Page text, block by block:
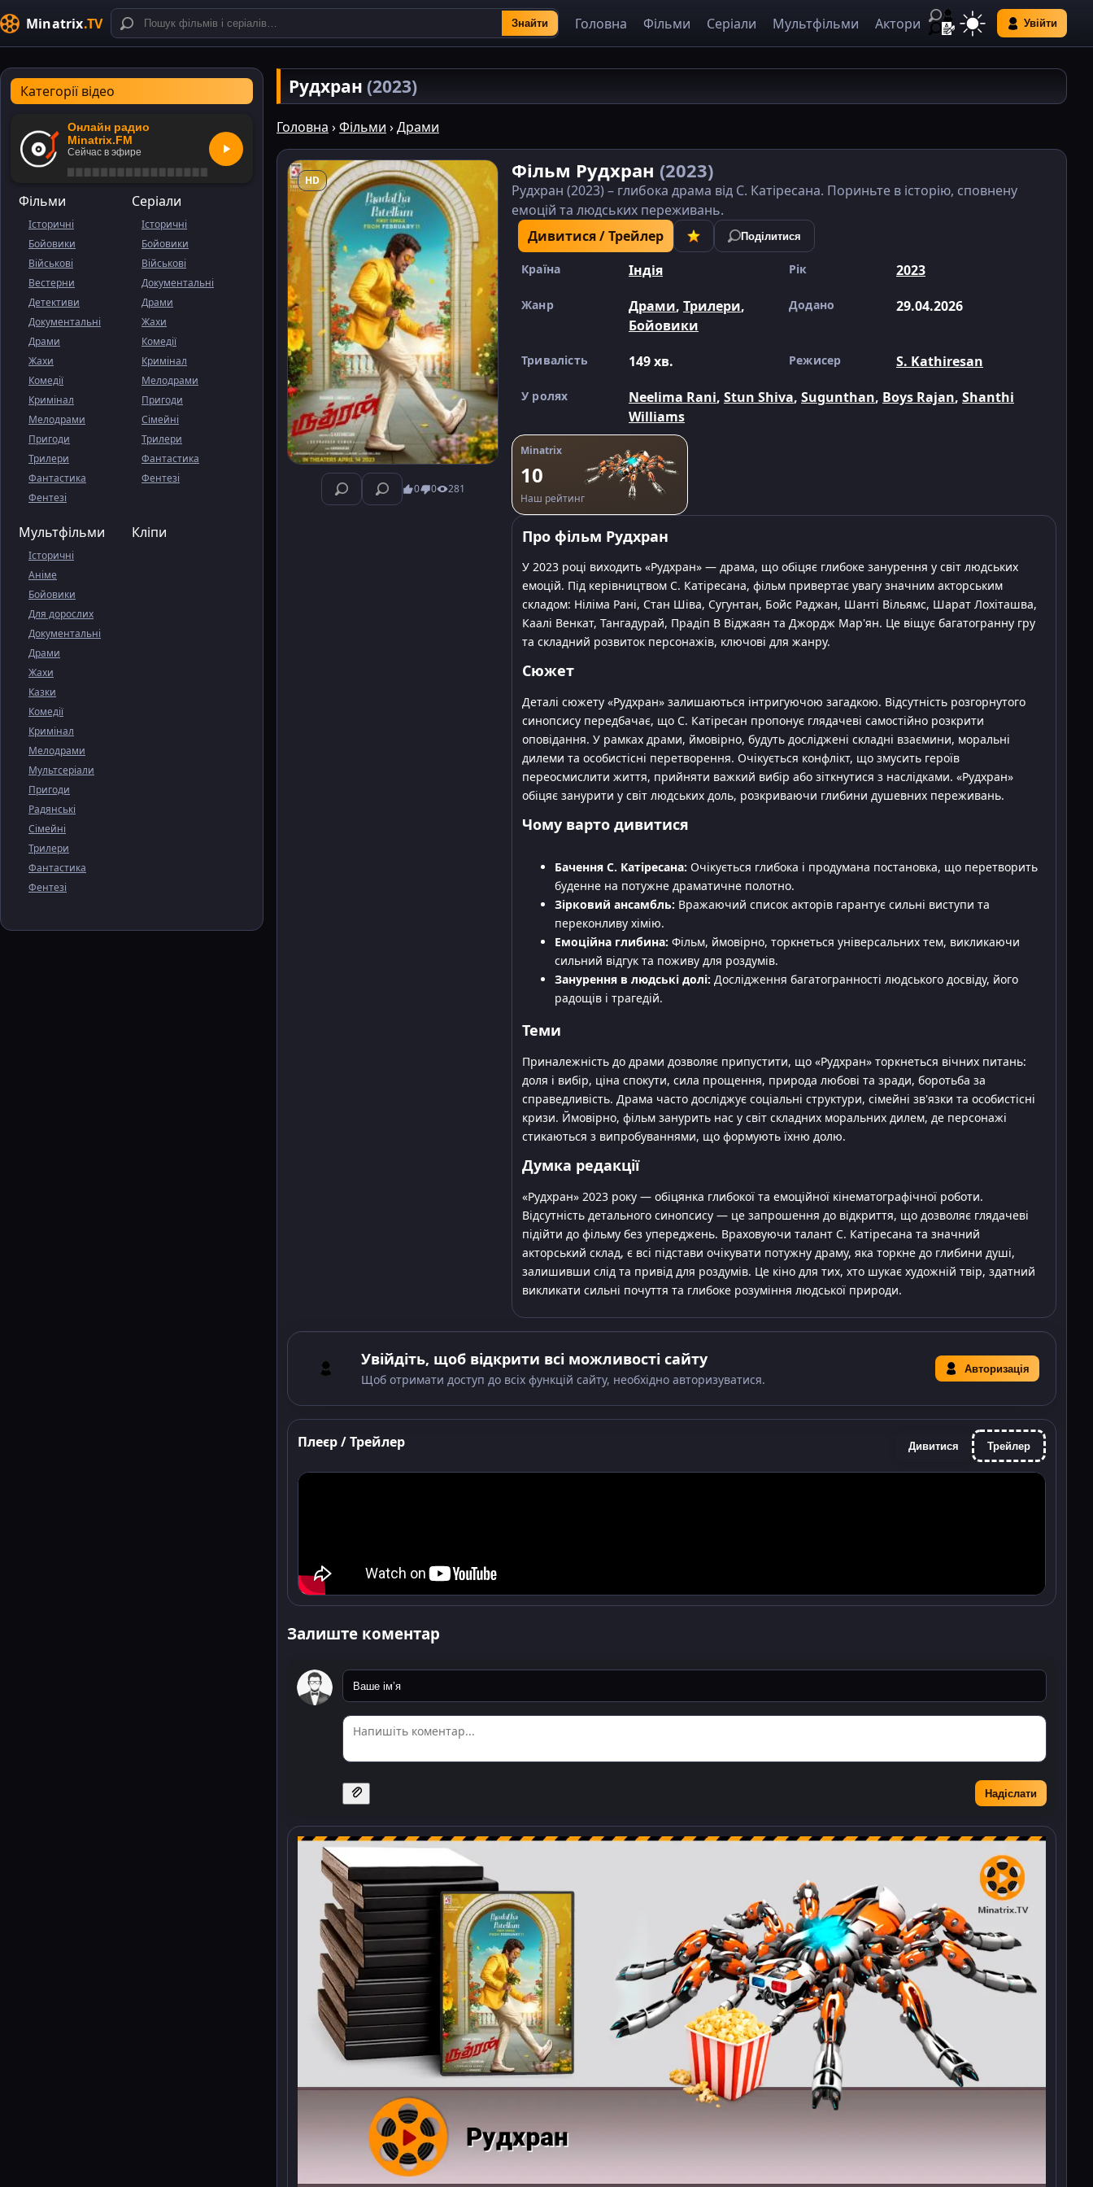
Minatrix.TV Знайти Головна Фільми Серіали Мультфільми Актори Увійти
Категорії відео
Онлайн радио
Minatrix.FM
Сейчас в эфире
Фільми
Історичні
Бойовики
Військові
Вестерни
Детективи
Документальні
Драми
Жахи
Комедії
Кримінал
Мелодрами
Пригоди
Трилери
Фантастика
Фентезі
Серіали
Історичні
Бойовики
Військові
Документальні
Драми
Жахи
Комедії
Кримінал
Мелодрами
Пригоди
Сімейні
Трилери
Фантастика
Фентезі
Мультфільми
Історичні
Аніме
Бойовики
Для дорослих
Документальні
Драми
Жахи
Казки
Комедії
Кримінал
Мелодрами
Мультсеріали
Пригоди
Радянські
Сімейні
Трилери
Фантастика
Фентезі
Кліпи
Рудхран (2023)
Головна ›Фільми ›Драми
HD
0 0 281
Фільм Рудхран (2023)
Рудхран (2023) – глибока драма від С. Катіресана. Пориньте в історію, сповнену
емоцій та людських переживань.
Дивитися / Трейлер
Поділитися
Країна Індія Рік 2023
Жанр Драми, Трилери,
Бойовики
Додано 29.04.2026
Тривалість 149 хв. Режисер S. Kathiresan
У ролях Neelima Rani, Stun Shiva, Sugunthan, Boys Rajan, Shanthi
Williams
Minatrix
10
Наш рейтинг
Про фільм Рудхран
У 2023 році виходить «Рудхран» — драма, що обіцяє глибоке занурення у світ людських
емоцій. Під керівництвом С. Катіресана, фільм привертає увагу значним акторським
складом: Ніліма Рані, Стан Шіва, Сугунтан, Бойс Раджан, Шанті Вільямс, Шарат Лохіташва,
Каалі Венкат, Тангадурай, Прадіп В Віджаян та Джордж Мар'ян. Це віщує багатогранну гру
та складний розвиток персонажів, ключові для жанру.
Сюжет
Деталі сюжету «Рудхран» залишаються інтригуючою загадкою. Відсутність розгорнутого
синопсису передбачає, що С. Катіресан пропонує глядачеві самостійно розкрити
оповідання. У рамках драми, ймовірно, будуть досліджені складні взаємини, моральні
дилеми та особистісні перетворення. Очікується конфлікт, що змусить героїв
переосмислити життя, прийняти важкий вибір або зіткнутися з наслідками. «Рудхран»
обіцяє занурити у світ людських доль, розкриваючи глибини душевних переживань.
Чому варто дивитися
Бачення С. Катіресана: Очікується глибока і продумана постановка, що перетворить
буденне на потужне драматичне полотно.
Зірковий ансамбль: Вражаючий список акторів гарантує сильні виступи та
переконливу хімію.
Емоційна глибина: Фільм, ймовірно, торкнеться універсальних тем, викликаючи
сильний відгук та поживу для роздумів.
Занурення в людські долі: Дослідження багатогранності людського досвіду, його
радощів і трагедій.
Теми
Приналежність до драми дозволяє припустити, що «Рудхран» торкнеться вічних питань:
доля і вибір, ціна спокути, сила прощення, природа любові та зради, боротьба за
справедливість. Драма часто досліджує соціальні структури, сімейні зв'язки та особистісні
кризи. Ймовірно, фільм занурить нас у світ складних моральних дилем, де персонажі
стикаються з випробуваннями, що формують їхню долю.
Думка редакції
«Рудхран» 2023 року — обіцянка глибокої та емоційної кінематографічної роботи.
Відсутність детального синопсису — це запрошення до відкриття, що дозволяє глядачеві
підійти до фільму без упереджень. Враховуючи талант С. Катіресана та значний
акторський склад, є всі підстави очікувати потужну драму, яка торкне до глибини душі,
залишивши слід та привід для роздумів. Це кіно для тих, хто шукає художній твір, здатний
викликати сильні почуття та глибоке розуміння людської природи.
Увійдіть, щоб відкрити всі можливості сайту
Щоб отримати доступ до всіх функцій сайту, необхідно авторизуватися.
Авторизація
Плеєр / Трейлер Дивитися Трейлер
Залиште коментар
Надіслати